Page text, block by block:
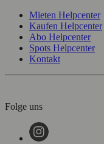
Mieten Helpcenter
Kaufen Helpcenter
Abo Helpcenter
Spots Helpcenter
Kontakt
Folge uns